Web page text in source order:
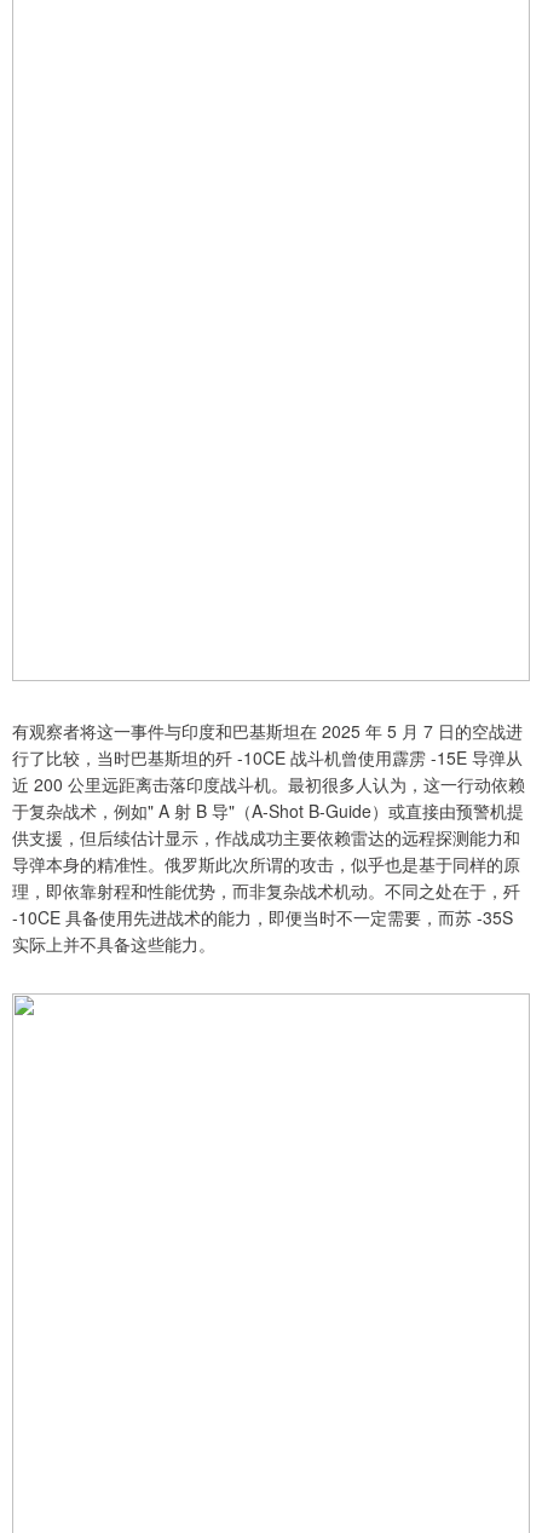
有观察者将这一事件与印度和巴基斯坦在 2025 年 5 月 7 日的空战进
行了比较，当时巴基斯坦的歼 -10CE 战斗机曾使用霹雳 -15E 导弹从
近 200 公里远距离击落印度战斗机。最初很多人认为，这一行动依赖
于复杂战术，例如" A 射 B 导"（A-Shot B-Guide）或直接由预警机提
供支援，但后续估计显示，作战成功主要依赖雷达的远程探测能力和
导弹本身的精准性。俄罗斯此次所谓的攻击，似乎也是基于同样的原
理，即依靠射程和性能优势，而非复杂战术机动。不同之处在于，歼
-10CE 具备使用先进战术的能力，即便当时不一定需要，而苏 -35S
实际上并不具备这些能力。